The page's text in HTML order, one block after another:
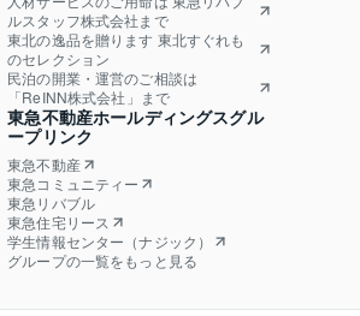
ルスタッフ株式会社まで
東北の逸品を贈ります 東北すぐれも
のセレクション
民泊の開業・運営のご相談は
「ReINN株式会社」まで
東急不動産ホールディングスグル
ープリンク
東急不動産
東急コミュニティー
東急リバブル
東急住宅リース
学生情報センター（ナジック）
グループの一覧をもっと見る